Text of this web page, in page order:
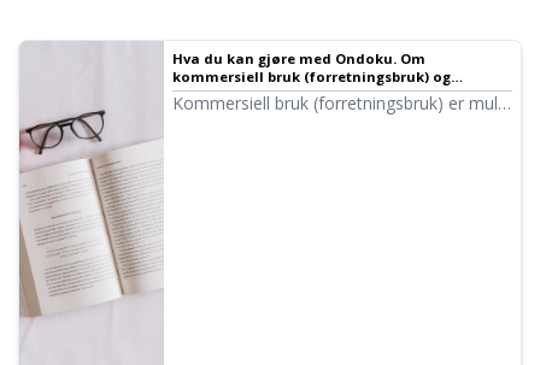
Hva du kan gjøre med Ondoku. Om
kommersiell bruk (forretningsbruk) og
forbudte handlinger.
Kommersiell bruk (forretningsbruk) er mulig